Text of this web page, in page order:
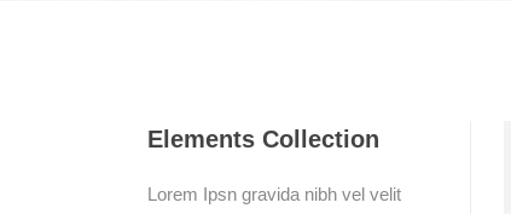
Elements Collection
Lorem Ipsn gravida nibh vel velit